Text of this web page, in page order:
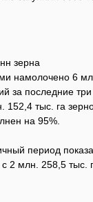
зерна
намолочено 6
за последние
тыс. га
на 95%.
период
2 млн. 258,5 тыс.